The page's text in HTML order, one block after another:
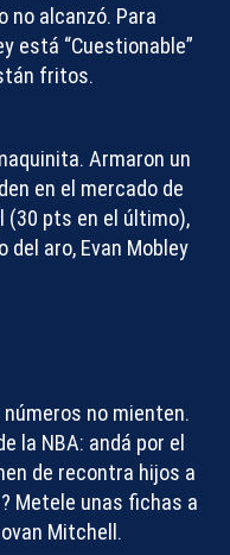
no alcanzó. Para
está “Cuestionable”
fritos.
Armaron un
en el mercado de
(30 pts en el último),
aro, Evan Mobley
no mienten.
la NBA: andá por el
de recontra hijos a
Metele unas fichas a
Mitchell.